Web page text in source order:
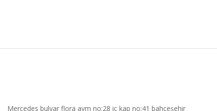
Mercedes bulvar flora avm no:28 iç kap no:41 bahçeşehir